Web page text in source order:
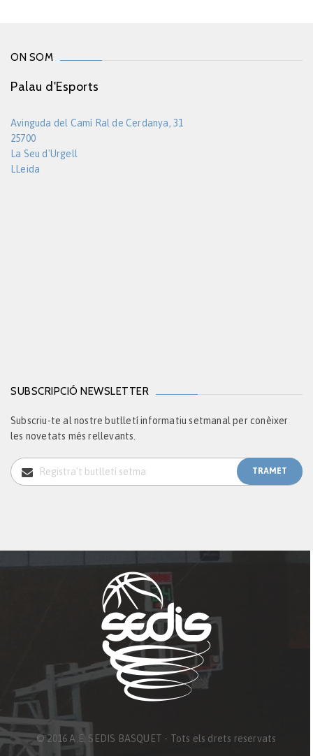
ON SOM
Palau d'Esports
Avinguda del Camí Ral de Cerdanya, 31
25700
La Seu d'Urgell
LLeida
SUBSCRIPCIÓ NEWSLETTER
Subscriu-te al nostre butlletí informatiu setmanal per conèixer
les novetats més rellevants.
© 2016 A.E. SEDIS BASQUET - Tots els drets reservats